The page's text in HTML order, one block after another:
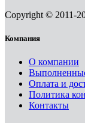
Copyright © 2011-
Компания
О компании
Оплата и
Политика
Контакты